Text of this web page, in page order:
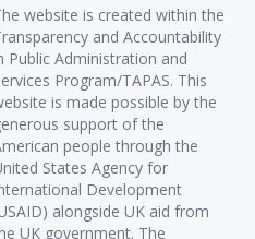
website is created within the
and Accountability
Public Administration and
Program/TAPAS. This
is made possible by the
support of the
people through the
States Agency for
Development
alongside UK aid from
UK government. The